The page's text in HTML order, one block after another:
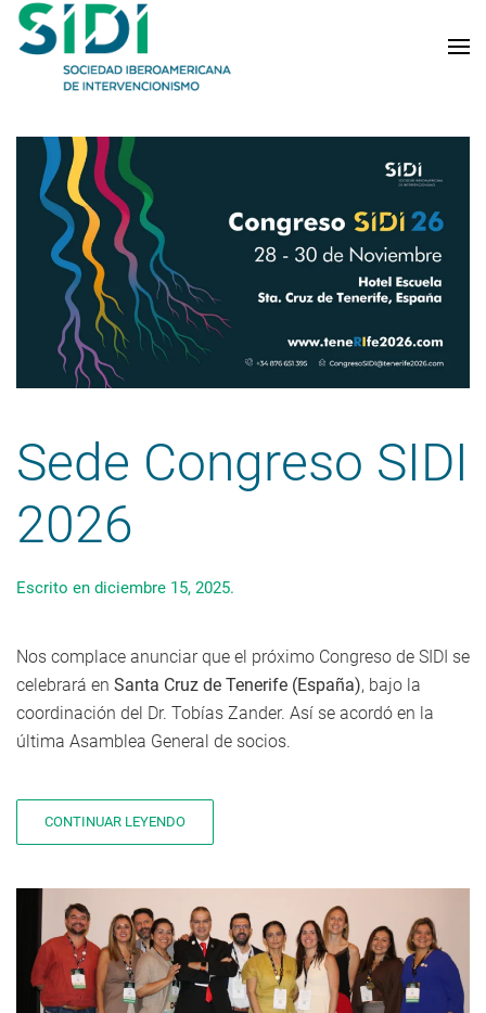
Skip to main content
Sede Congreso SIDI
2026
Escrito en diciembre 15, 2025.
Nos complace anunciar que el próximo Congreso de SIDI se
celebrará en Santa Cruz de Tenerife (España), bajo la
coordinación del Dr. Tobías Zander. Así se acordó en la
última Asamblea General de socios.
CONTINUAR LEYENDO